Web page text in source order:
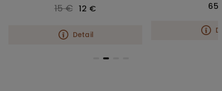
15 € 12 €
Detail
65